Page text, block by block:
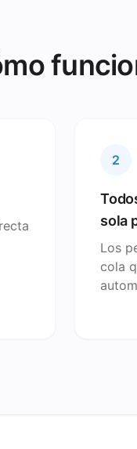
2
sola
Los
cola